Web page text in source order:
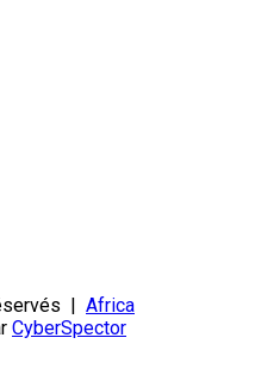
| Africa
CyberSpector